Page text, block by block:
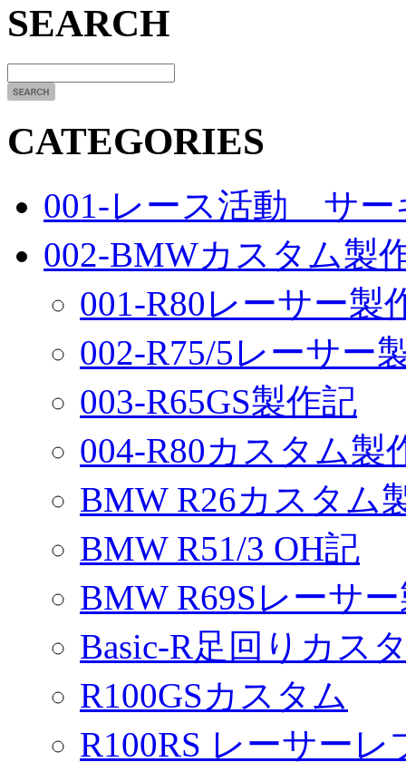
SEARCH
CATEGORIES
001-レース活動 サー
002-BMWカスタム製
001-R80レーサー製
002-R75/5レーサー
003-R65GS製作記
004-R80カスタム製
BMW R26カスタム
BMW R51/3 OH記
BMW R69Sレーサ
Basic-R足回りカス
R100GSカスタム
R100RS レーサー